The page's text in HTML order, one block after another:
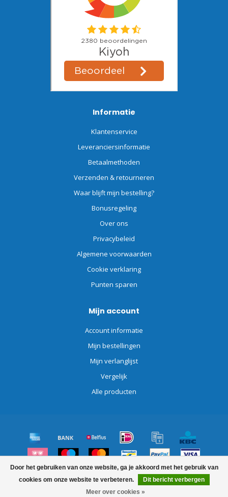
Door het gebruiken van onze website, ga je akkoord met het gebruik van
cookies om onze website te verbeteren.
Dit bericht verbergen
Meer over cookies »
Informatie
Klantenservice
Leveranciersinformatie
Betaalmethoden
Verzenden & retourneren
Waar blijft mijn bestelling?
Bonusregeling
Over ons
Privacybeleid
Algemene voorwaarden
Cookie verklaring
Punten sparen
Mijn account
Account informatie
Mijn bestellingen
Mijn verlanglijst
Vergelijk
Alle producten
© Copyright 2026 Schoonmaakdiscount.nl